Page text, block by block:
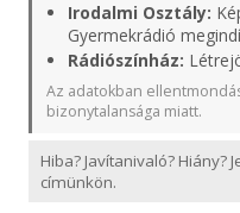
Irodalmi Osztály:
Gyermekrádió
Rádiószínház:
Az adatokban
bizonytalansága miatt.
Hiba? Javítanivaló? Hiány?
címünkön.